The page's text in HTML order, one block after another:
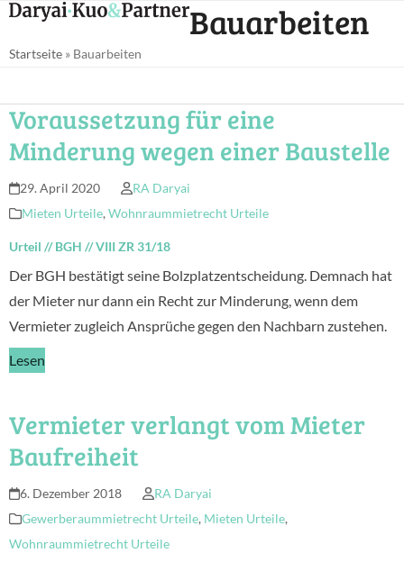
Skip
content
Open
menu
Close
menu
Bauarbeiten
Startseite » Bauarbeiten
Voraussetzung für eine
Minderung wegen einer Baustelle
29. April 2020
RA Daryai
Mieten Urteile, Wohnraummietrecht Urteile
Urteil //BGH //VIII ZR 31/18
Der BGH bestätigt seine Bolzplatzentscheidung. Demnach hat
der Mieter nur dann ein Recht zur Minderung, wenn dem
Vermieter zugleich Ansprüche gegen den Nachbarn zustehen.
Lesen
Vermieter verlangt vom Mieter
Baufreiheit
6. Dezember 2018
RA Daryai
Gewerberaummietrecht Urteile, Mieten Urteile,
Wohnraummietrecht Urteile